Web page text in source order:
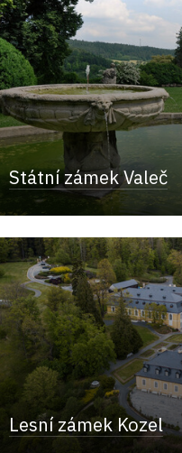
Státní zámek Valeč
Lesní zámek Kozel